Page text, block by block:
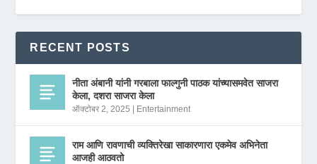
RECENT POSTS
नीता अंबानी यांनी गरबाला फाल्गुनी पाठक यांच्यासमवेत साजरा
केला, दशरा साजरा केला
ऑक्टोबर 2, 2025 | Entertainment
राम आणि रावणाची व्यक्तिरेखा साकारणारा एकमेव अभिनेता
आजही आठवतो